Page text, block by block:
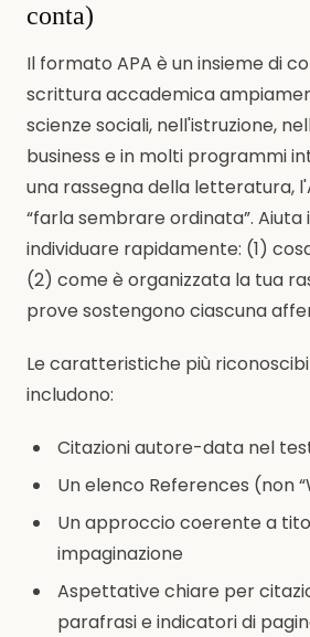
conta)
Il formato APA è un insieme di
scrittura accademica
scienze sociali, nell'istruzione,
business e in molti programmi
una rassegna della letteratura,
“farla sembrare ordinata”. Aiuta
individuare rapidamente: (1)
(2) come è organizzata la tua
prove sostengono ciascuna
Le caratteristiche più
includono:
Citazioni autore-data nel
Un elenco References (non
Un approccio coerente a
impaginazione
Aspettative chiare per
parafrasi e indicatori di